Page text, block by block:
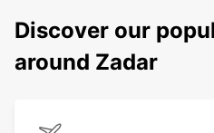
Discover our
around Zadar